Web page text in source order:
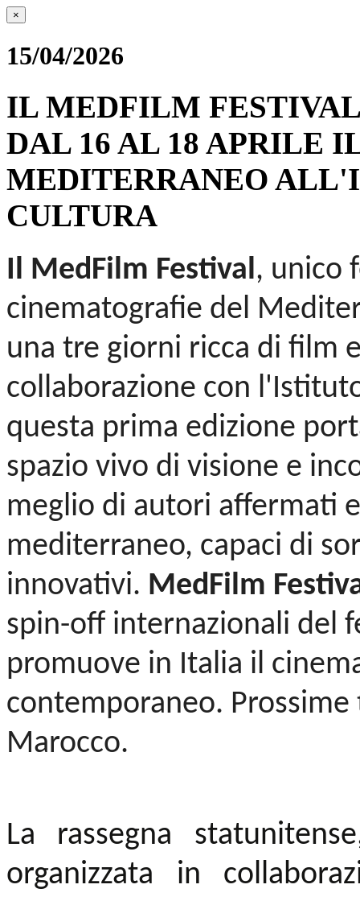
×
15/04/2026
IL MEDFILM
DAL 16 AL 18 APRILE
MEDITERRANEO
CULTURA
Il MedFilm Festival, unico
cinematografie del
una tre giorni ricca di film
collaborazione con
questa prima edizione
spazio vivo di visione e
meglio di autori affermati
mediterraneo, capaci di
innovativi. MedFilm
spin-off internazionali del
promuove in Italia il
contemporaneo.
Marocco.
La rassegna
organizzata in